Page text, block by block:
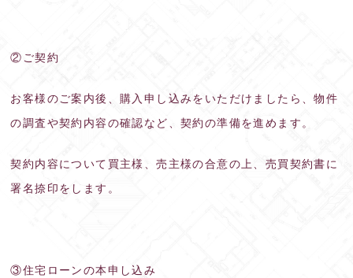
②ご契約
お客様のご案内後、購入申し込みをいただけましたら、物件
の調査や契約内容の確認など、契約の準備を進めます。
契約内容について買主様、売主様の合意の上、売買契約書に
署名捺印をします。
③住宅ローンの本申し込み